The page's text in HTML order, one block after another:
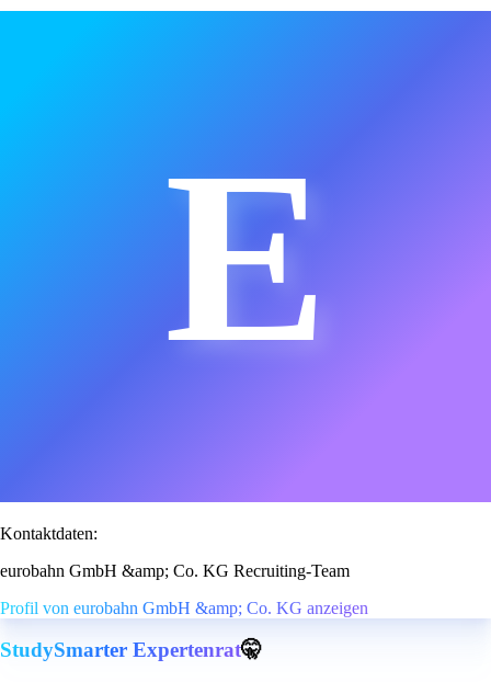
E
Kontaktdaten:
eurobahn GmbH &amp; Co. KG Recruiting-Team
Profil von eurobahn GmbH &amp; Co. KG anzeigen
StudySmarter Expertenrat🤫